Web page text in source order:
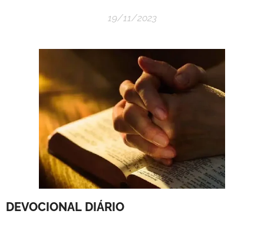
19/11/2023
DEVOCIONAL DIÁRIO